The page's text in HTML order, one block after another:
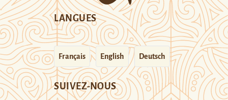
LANGUES
Français English Deutsch
SUIVEZ-NOUS